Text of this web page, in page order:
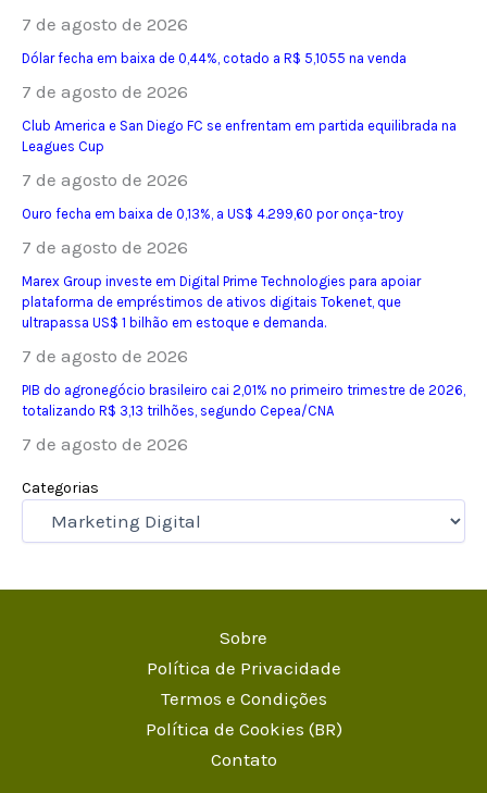
7 de agosto de 2026
Dólar fecha em baixa de 0,44%, cotado a R$ 5,1055 na venda
7 de agosto de 2026
Club America e San Diego FC se enfrentam em partida equilibrada na
Leagues Cup
7 de agosto de 2026
Ouro fecha em baixa de 0,13%, a US$ 4.299,60 por onça-troy
7 de agosto de 2026
Marex Group investe em Digital Prime Technologies para apoiar
plataforma de empréstimos de ativos digitais Tokenet, que
ultrapassa US$ 1 bilhão em estoque e demanda.
7 de agosto de 2026
PIB do agronegócio brasileiro cai 2,01% no primeiro trimestre de 2026,
totalizando R$ 3,13 trilhões, segundo Cepea/CNA
7 de agosto de 2026
Categorias
Sobre
Política de Privacidade
Termos e Condições
Política de Cookies (BR)
Contato